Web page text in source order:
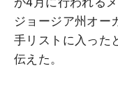
ジョージア州オー
手リストに入った
伝えた。